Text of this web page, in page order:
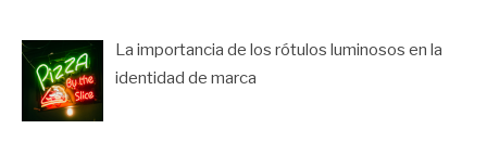
La importancia de los rótulos luminosos en la
identidad de marca